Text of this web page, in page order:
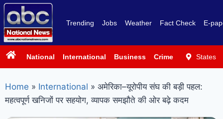
Trending Jobs Weather Fact Check E-
National International Business Crime PoliticsStates
Home » International » अमेरिका–यूरोपीय संघ की बड़ी पहल:
महत्वपूर्ण खनिजों पर सहयोग, व्यापक समझौते की ओर बढ़े कदम